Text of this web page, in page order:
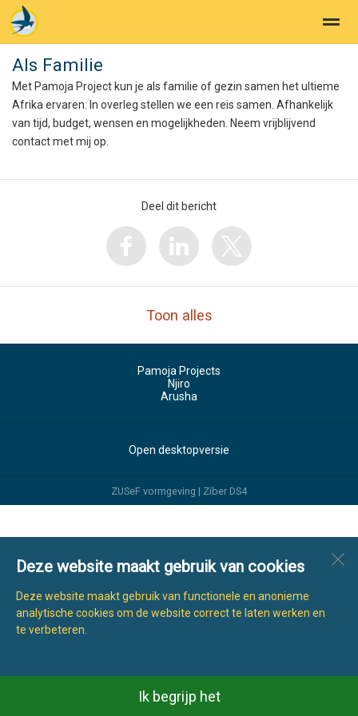
Pamoja Projects
Home Zoeken Nieuws Pagina's
Deze website maakt gebruik van cookies
Deze website maakt gebruik van functionele en anonieme
analytische cookies om de website correct te laten werken en
te verbeteren.
Ik begrijp het
Als Familie
Met Pamoja Project kun je als familie of gezin samen het ultieme
Afrika ervaren. In overleg stellen we een reis samen. Afhankelijk
van tijd, budget, wensen en mogelijkheden. Neem vrijblijvend
contact met mij op.
Deel dit bericht
Toon alles
Pamoja Projects
Njiro
Arusha
Open desktopversie
ZUSeF vormgeving | Ziber DS4